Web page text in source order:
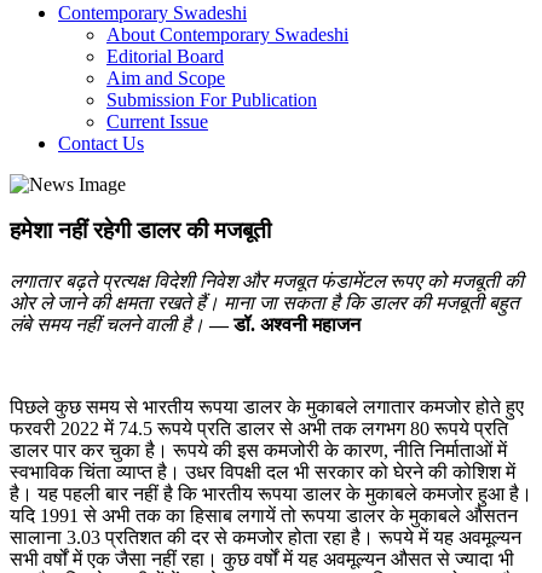
Contemporary Swadeshi
About Contemporary Swadeshi
Editorial Board
Aim and Scope
Submission For Publication
Current Issue
Contact Us
हमेशा नहीं रहेगी डालर की मजबूती
लगातार बढ़ते प्रत्यक्ष विदेशी निवेश और मजबूत फंडामेंटल रूपए को मजबूती की
ओर ले जाने की क्षमता रखते हैं। माना जा सकता है कि डालर की मजबूती बहुत
लंबे समय नहीं चलने वाली है।— डॉ. अश्वनी महाजन
पिछले कुछ समय से भारतीय रूपया डालर के मुकाबले लगातार कमजोर होते हुए
फरवरी 2022 में 74.5 रूपये प्रति डालर से अभी तक लगभग 80 रूपये प्रति
डालर पार कर चुका है। रूपये की इस कमजोरी के कारण, नीति निर्माताओं में
स्वभाविक चिंता व्याप्त है। उधर विपक्षी दल भी सरकार को घेरने की कोशिश में
है। यह पहली बार नहीं है कि भारतीय रूपया डालर के मुकाबले कमजोर हुआ है।
यदि 1991 से अभी तक का हिसाब लगायें तो रूपया डालर के मुकाबले औसतन
सालाना 3.03 प्रतिशत की दर से कमजोर होता रहा है। रूपये में यह अवमूल्यन
सभी वर्षों में एक जैसा नहीं रहा। कुछ वर्षों में यह अवमूल्यन औसत से ज्यादा भी